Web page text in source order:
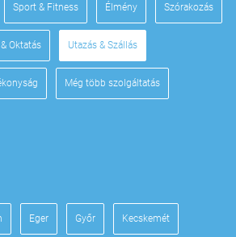
Sport & Fitness Élmény Szórakozás
Oktatás Utazás & Szállás
Még több szolgáltatás
Eger Győr Kecskemét